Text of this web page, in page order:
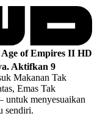
Age of Empires II HD
Aktifkan 9
Makanan Tak
Emas Tak
menyesuaikan
sendiri.